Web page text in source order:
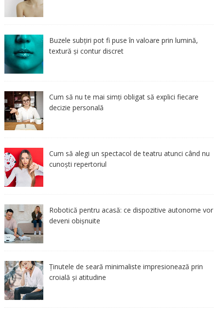
Buzele subțiri pot fi puse în valoare prin lumină,
textură și contur discret
Cum să nu te mai simți obligat să explici fiecare
decizie personală
Cum să alegi un spectacol de teatru atunci când nu
cunoști repertoriul
Robotică pentru acasă: ce dispozitive autonome vor
deveni obișnuite
Ținutele de seară minimaliste impresionează prin
croială și atitudine